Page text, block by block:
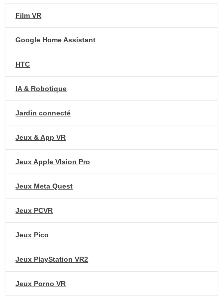
Film VR
Google Home Assistant
HTC
IA & Robotique
Jardin connecté
Jeux & App VR
Jeux Apple VIsion Pro
Jeux Meta Quest
Jeux PCVR
Jeux Pico
Jeux PlayStation VR2
Jeux Porno VR